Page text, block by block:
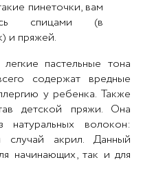
пинеточки, вам
спицами (в
и пряжей.
пастельные тона
содержат вредные
у ребенка. Также
детской пряжи. Она
волокон:
случай акрил. Данный
начинающих, так и для